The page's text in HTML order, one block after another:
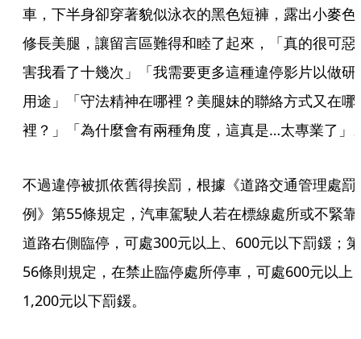
車，下半身卻穿著貌似泳衣的黑色短褲，露出小麥色
修長美腿，讓留言區難得和睦了起來，「真的很可惡
害我看了十幾次」「我需要更多這種違停影片以做研
用途」「守法精神在哪裡？美腿妹的聯絡方式又在哪
裡？」「為什麼會有兩種角度，這真是…太專業了」
不過違停被抓依舊得挨罰，根據《道路交通管理處罰
例》第55條規定，汽車駕駛人若在標線處所或不緊靠
道路右側臨停，可處300元以上、600元以下罰鍰；第
56條則規定，在禁止臨停處所停車，可處600元以上
1,200元以下罰鍰。